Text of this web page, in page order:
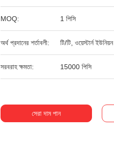
MOQ: 1 পিসি
অর্থ প্রদানের শর্তাবলী: টি/টি, ওয়েস্টার্ন ইউনিয়ন
সরবরাহ ক্ষমতা: 15000 পিসি
সেরা দাম পান